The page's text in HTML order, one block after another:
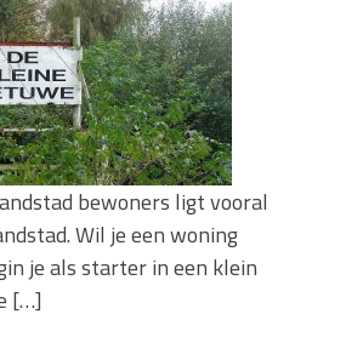
bewoners ligt vooral
Wil je een woning
je als starter in een klein
[…]